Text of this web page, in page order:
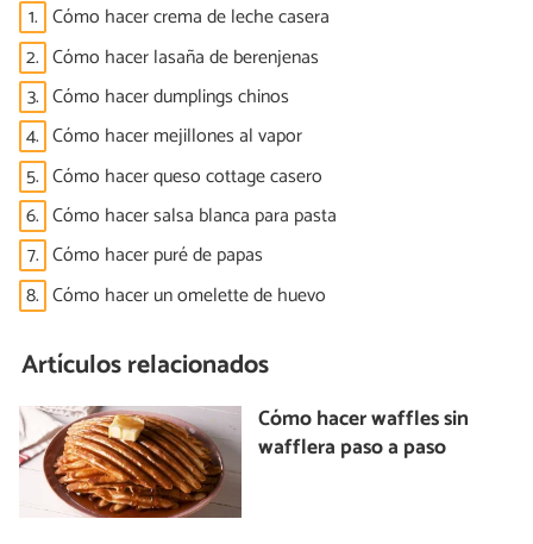
1. Cómo hacer crema de leche casera
2. Cómo hacer lasaña de berenjenas
3. Cómo hacer dumplings chinos
4. Cómo hacer mejillones al vapor
5. Cómo hacer queso cottage casero
6. Cómo hacer salsa blanca para pasta
7. Cómo hacer puré de papas
8. Cómo hacer un omelette de huevo
Artículos relacionados
Cómo hacer waffles sin
wafflera paso a paso